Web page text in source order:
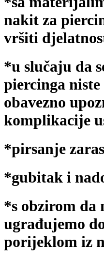
nakit za
vršiti
*u slučaju da
piercinga
obavezno
komplikacije
*pirsanje
*gubitak i
*s obzirom da
ugrađujemo
porijeklom iz